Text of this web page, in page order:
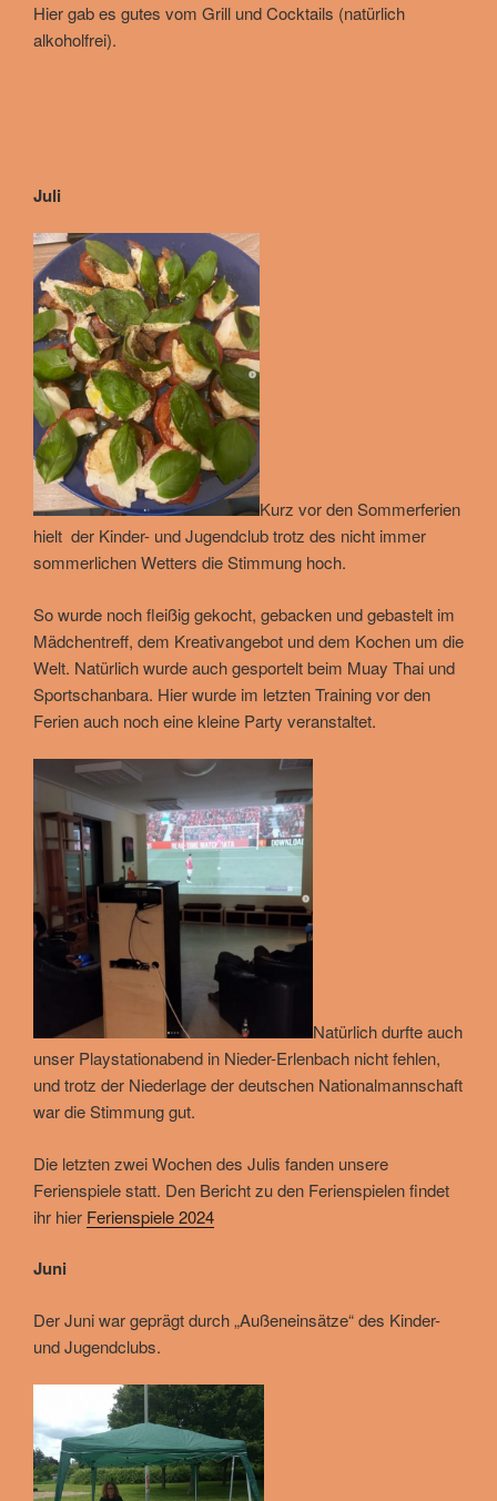
Hier gab es gutes vom Grill und Cocktails (natürlich
alkoholfrei).
Juli
Kurz vor den Sommerferien
hielt der Kinder- und Jugendclub trotz des nicht immer
sommerlichen Wetters die Stimmung hoch.
So wurde noch fleißig gekocht, gebacken und gebastelt im
Mädchentreff, dem Kreativangebot und dem Kochen um die
Welt. Natürlich wurde auch gesportelt beim Muay Thai und
Sportschanbara. Hier wurde im letzten Training vor den
Ferien auch noch eine kleine Party veranstaltet.
Natürlich durfte auch
unser Playstationabend in Nieder-Erlenbach nicht fehlen,
und trotz der Niederlage der deutschen Nationalmannschaft
war die Stimmung gut.
Die letzten zwei Wochen des Julis fanden unsere
Ferienspiele statt. Den Bericht zu den Ferienspielen findet
ihr hier Ferienspiele 2024
Juni
Der Juni war geprägt durch „Außeneinsätze“ des Kinder-
und Jugendclubs.